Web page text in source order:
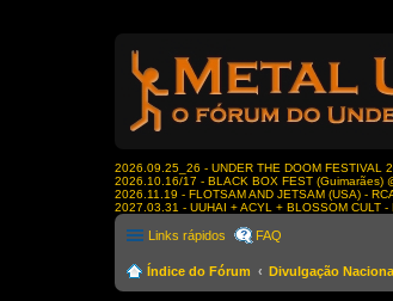
2026.09.25_26 - UNDER THE DOOM FESTIVAL
2026.10.16/17 - BLACK BOX FEST (Guimarães)
2026.11.19 - FLOTSAM AND JETSAM (USA) -
2027.03.31 - UUHAI + ACYL + BLOSSOM CULT
Links rápidos FAQ
Índice do Fórum Divulgação